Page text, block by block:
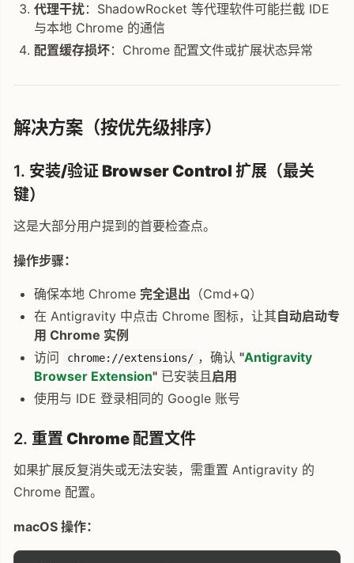
代理干扰：ShadowRocket 等代理软件可能拦截 IDE
与本地 Chrome 的通信
配置缓存损坏：Chrome 配置文件或扩展状态异常
解决方案（按优先级排序）
1. 安装/验证 Browser Control 扩展 （最关
键）
这是大部分用户提到的首要检查点。
操作步骤：
确保本地 Chrome 完全退出 （Cmd+Q）
在 Antigravity 中点击 Chrome 图标，让其自动启动专
用 Chrome 实例
访问
chrome://extensions/ ，确认"Antigravity
Browser Extension"已安装且启用
使用与 IDE 登录相同的 Google 账号
2. 重置 Chrome 配置文件
如果扩展反复消失或无法安装，需重置 Antigravity 的
Chrome 配置。
macOS 操作：